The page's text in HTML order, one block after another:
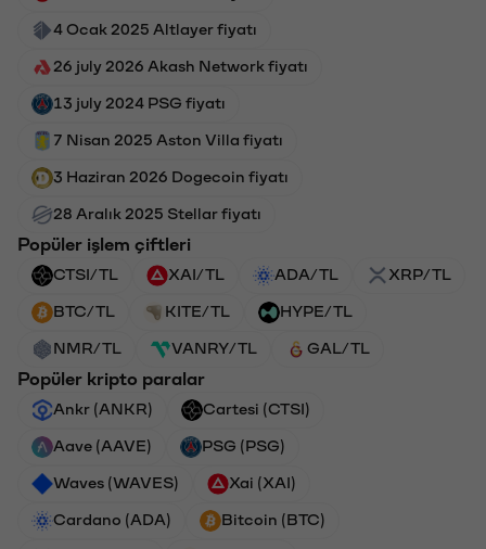
4 Ocak 2025 Altlayer fiyatı
26 july 2026 Akash Network fiyatı
13 july 2024 PSG fiyatı
7 Nisan 2025 Aston Villa fiyatı
3 Haziran 2026 Dogecoin fiyatı
28 Aralık 2025 Stellar fiyatı
Popüler işlem çiftleri
CTSI/TL XAI/TL ADA/TL XRP/TL
BTC/TL KITE/TL HYPE/TL
NMR/TL VANRY/TL GAL/TL
Popüler kripto paralar
Ankr (ANKR) Cartesi (CTSI)
Aave (AAVE) PSG (PSG)
Waves (WAVES) Xai (XAI)
Cardano (ADA) Bitcoin (BTC)